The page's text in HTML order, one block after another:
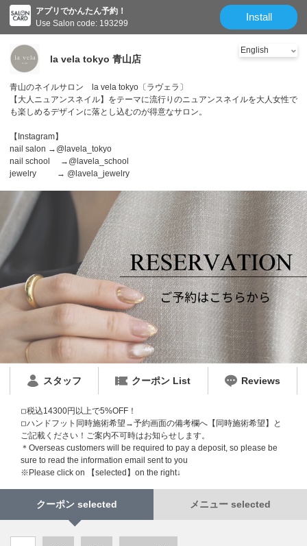
アプリでかんたん予約！
Use Salon code: 193299
Install
la vela tokyo 青山店
青山のネイルサロン la vela tokyo〔ラヴェラ〕
【大人ニュアンスネイル】をテーマに流行りのニュアンスネイルを大人女性で
も楽しめるデザインに落とし込むのが得意なサロン。
【Instagram】
nail salon →@lavela_tokyo
nail school →@lavela_school
jewelry → @lavela_jewelry
スタッフ クーポン List Reviews
◽︎税込14300円以上で5%OFF！
◽︎ハンドフット同時施術希望→予約画面の備考欄へ【同時施術希望】と
ご記載ください！ご案内不可時はお知らせします。
＊Overseas customers will be required to pay a deposit, so please be
sure to read the information email sent to you
※Please click on 【selected】on the right↓
クーポン selected メニュー selected